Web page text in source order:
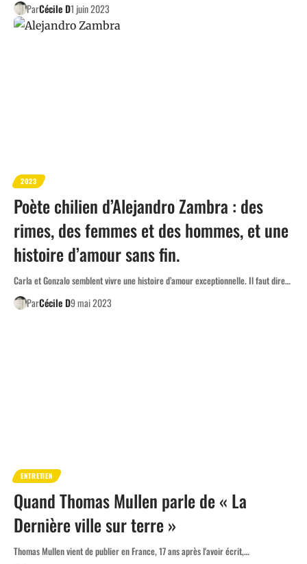
ParCécile D1 juin 2023
2023
Poète chilien d’Alejandro Zambra : des
rimes, des femmes et des hommes, et une
histoire d’amour sans fin.
Carla et Gonzalo semblent vivre une histoire d’amour exceptionnelle. Il faut dire…
ParCécile D9 mai 2023
ENTRETIEN
Quand Thomas Mullen parle de « La
Dernière ville sur terre »
Thomas Mullen vient de publier en France, 17 ans après l'avoir écrit,…